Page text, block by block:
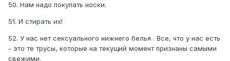
50. Нам надо покупать носки.
51. И стирать их!
52. У нас нет сексуального нижнего белья . Все, что у нас есть
- это те трусы, которые на текущий момент признаны самыми
свежими.